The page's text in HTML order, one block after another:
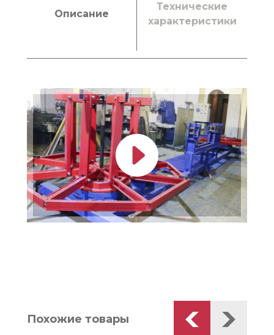
Описание
Технические
характеристики
Похожие товары